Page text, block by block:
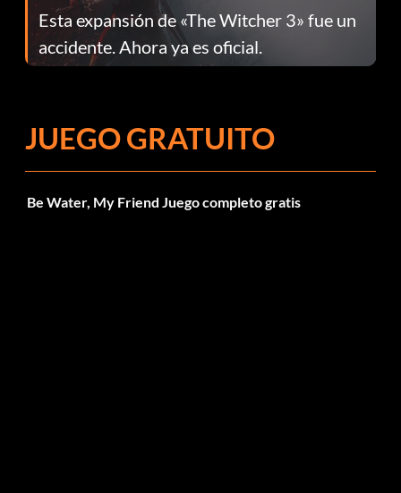
Esta expansión de «The Witcher 3» fue un
accidente. Ahora ya es oficial.
JUEGO GRATUITO
Be Water, My Friend Juego completo gratis